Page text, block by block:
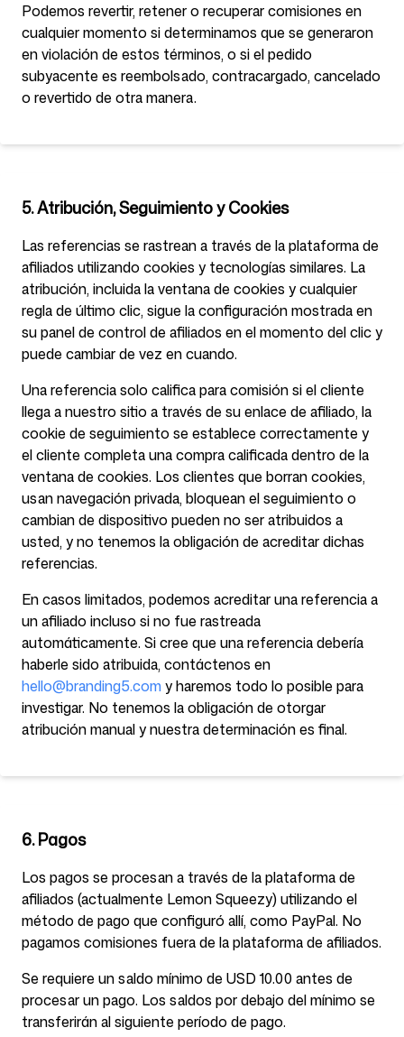
Podemos revertir, retener o recuperar comisiones en
cualquier momento si determinamos que se generaron
en violación de estos términos, o si el pedido
subyacente es reembolsado, contracargado, cancelado
o revertido de otra manera.
5. Atribución, Seguimiento y Cookies
Las referencias se rastrean a través de la plataforma de
afiliados utilizando cookies y tecnologías similares. La
atribución, incluida la ventana de cookies y cualquier
regla de último clic, sigue la configuración mostrada en
su panel de control de afiliados en el momento del clic y
puede cambiar de vez en cuando.
Una referencia solo califica para comisión si el cliente
llega a nuestro sitio a través de su enlace de afiliado, la
cookie de seguimiento se establece correctamente y
el cliente completa una compra calificada dentro de la
ventana de cookies. Los clientes que borran cookies,
usan navegación privada, bloquean el seguimiento o
cambian de dispositivo pueden no ser atribuidos a
usted, y no tenemos la obligación de acreditar dichas
referencias.
En casos limitados, podemos acreditar una referencia a
un afiliado incluso si no fue rastreada
automáticamente. Si cree que una referencia debería
haberle sido atribuida, contáctenos en
hello@branding5.comy haremos todo lo posible para
investigar. No tenemos la obligación de otorgar
atribución manual y nuestra determinación es final.
6. Pagos
Los pagos se procesan a través de la plataforma de
afiliados (actualmente Lemon Squeezy) utilizando el
método de pago que configuró allí, como PayPal. No
pagamos comisiones fuera de la plataforma de afiliados.
Se requiere un saldo mínimo de USD 10.00 antes de
procesar un pago. Los saldos por debajo del mínimo se
transferirán al siguiente período de pago.